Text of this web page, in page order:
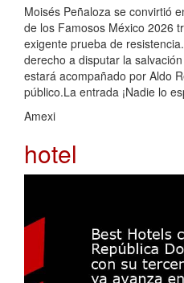
Moisés Peñaloza se convirtió
de los Famosos México 2026
exigente prueba de
derecho a disputar la
estará acompañado por Aldo
público.La entrada ¡Nadie lo
Amexi
hotel